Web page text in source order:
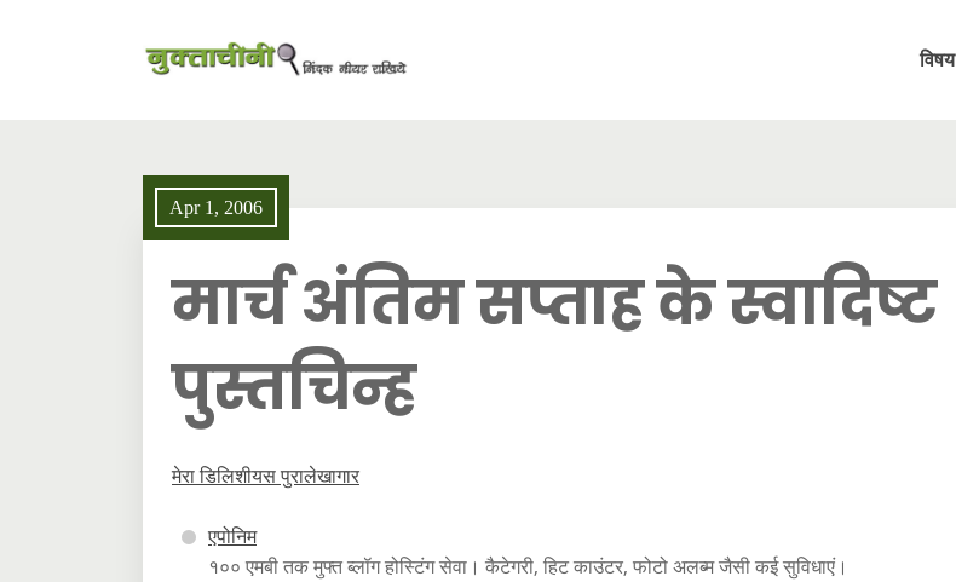
विषय
Apr 1, 2006
मार्च अंतिम सप्ताह के स्वादिष्ट
पुस्तचिन्ह
मेरा डिलिशीयस पुरालेखागार
एपोनिम
१०० एमबी तक मुफ्त ब्लॉग होस्टिंग सेवा। कैटेगरी, हिट काउंटर, फोटो अलब्म जैसी कई सुविधाएं।